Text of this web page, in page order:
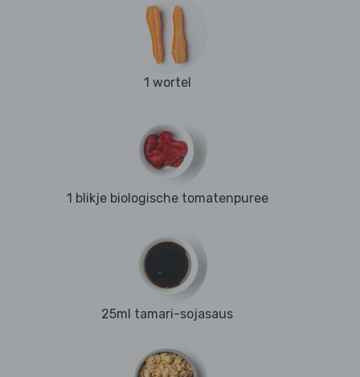
1 wortel
1 blikje biologische tomatenpuree
25ml tamari-sojasaus